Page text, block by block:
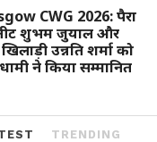
CWG 2026: पैरा
शुभम जुयाल और
उन्नति शर्मा को
ने किया सम्मानित
TRENDING